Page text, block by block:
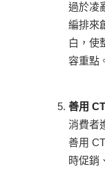
過於凌
編排來
白，使
容重點
善用
消費者
善用
時促銷